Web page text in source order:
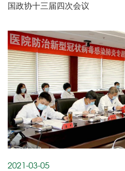
国政协十三届四次会议
2021-03-05